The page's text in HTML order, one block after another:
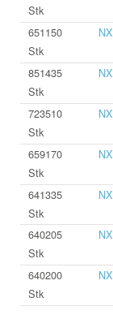
Stk
651150
Stk
851435
Stk
723510
Stk
659170
Stk
641335
Stk
640205
Stk
640200
Stk